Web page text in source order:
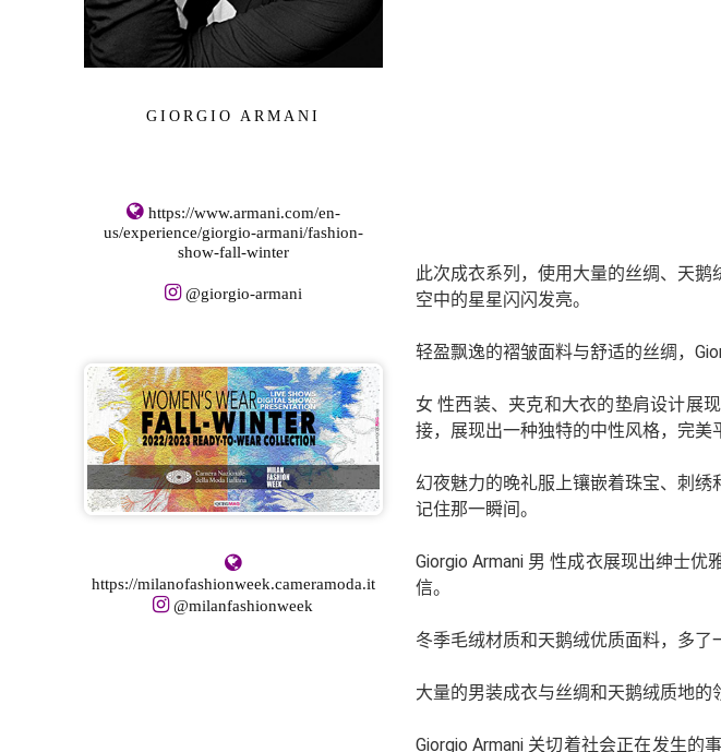
GIORGIO ARMANI
https://www.armani.com/en-
us/experience/giorgio-armani/fashion-
show-fall-winter
@giorgio-armani
https://milanofashionweek.cameramoda.it
@milanfashionweek
此次成衣系列，使用大量的丝绸、天
空中的星星闪闪发亮。
轻盈飘逸的褶皱面料与舒适的丝绸，
女 性西装、夹克和大衣的垫肩设计展
接，展现出一种独特的中性风格，完美
幻夜魅力的晚礼服上镶嵌着珠宝、刺
记住那一瞬间。
Giorgio Armani 男 性成衣展现出绅士
信。
冬季毛绒材质和天鹅绒优质面料，多了
大量的男装成衣与丝绸和天鹅绒质地的
Giorgio Armani 关切着社会正在发生